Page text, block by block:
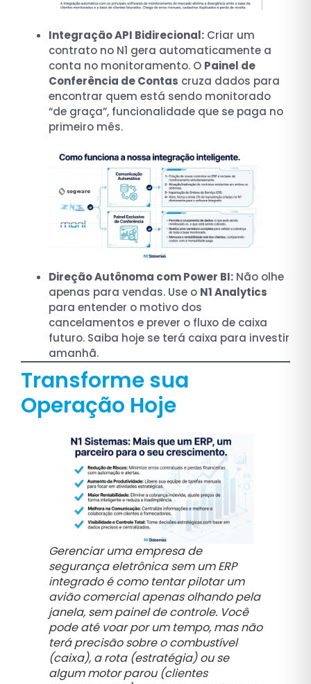
Integração API Bidirecional: Criar um
contrato no N1 gera automaticamente a
conta no monitoramento. O Painel de
Conferência de Contas cruza dados para
encontrar quem está sendo monitorado
“de graça”, funcionalidade que se paga no
primeiro mês.
Direção Autônoma com Power BI: Não olhe
apenas para vendas. Use o N1 Analytics
para entender o motivo dos
cancelamentos e prever o fluxo de caixa
futuro. Saiba hoje se terá caixa para investir
amanhã.
Transforme sua
Operação Hoje
Gerenciar uma empresa de
segurança eletrônica sem um ERP
integrado é como tentar pilotar um
avião comercial apenas olhando pela
janela, sem painel de controle. Você
pode até voar por um tempo, mas não
terá precisão sobre o combustível
(caixa), a rota (estratégia) ou se
algum motor parou (clientes